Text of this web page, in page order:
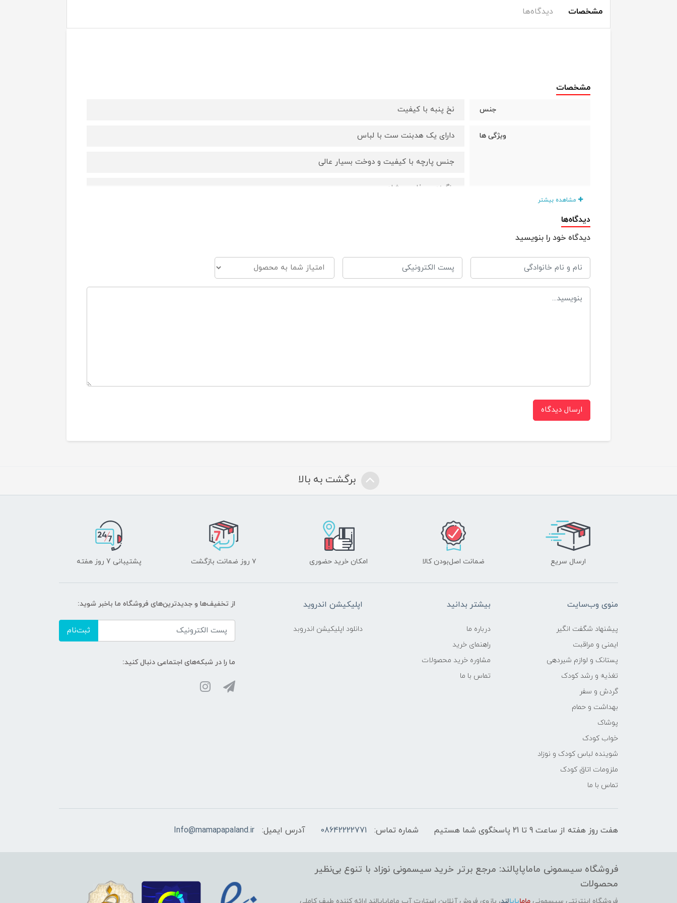
مشخصات دیدگاه‌ها
مشخصات
جنس نخ پنبه با کیفیت
ویژگی ها دارای یک هدبنت ست با لباس
جنس پارچه با کیفیت و دوخت بسیار عالی
رنگبندی جذاب و شاد
سایز 2 : 6 تا 9 ماه
مشاهده بیشتر
دیدگاه‌ها
دیدگاه خود را بنویسید
ارسال دیدگاه
برگشت به بالا
ارسال سریع ضمانت اصل‌بودن کالا امکان خرید حضوری ۷ روز ضمانت بازگشت پشتیبانی 7 روز هفته
منوی وب‌سایت
پیشنهاد شگفت انگیر
ایمنی و مراقبت
پستانک و لوازم شیردهی
تغذیه و رشد کودک
گردش و سفر
بهداشت و حمام
پوشاک
خواب کودک
شوینده لباس کودک و نوزاد
ملزومات اتاق کودک
تماس با ما
بیشتر بدانید
درباره ما
راهنمای خرید
مشاوره خرید محصولات
تماس با ما
اپلیکیشن اندروید
دانلود اپلیکیشن اندروبد
از تخفیف‌ها و جدیدترین‌های فروشگاه ما باخبر شوید:
ثبت‌نام
ما را در شبکه‌های اجتماعی دنبال کنید:
هفت روز هفته از ساعت 9 تا 21 پاسخگوی شما هستیم شماره تماس: 08642222771 آدرس ایمیل: Info@mamapapaland.ir
فروشگاه سیسمونی ماماپاپالند: مرجع برتر خرید سیسمونی نوزاد با تنوع بی‌نظیر
محصولات